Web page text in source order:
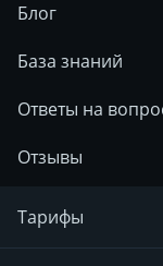
Блог
База знаний
Ответы на
Отзывы
Тарифы